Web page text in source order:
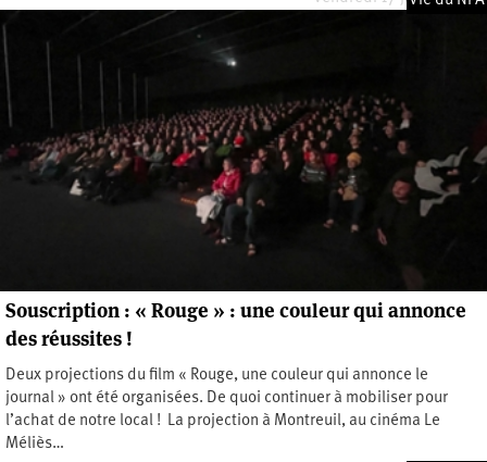
Souscription : « Rouge » : une couleur qui annonce
des réussites !
Deux projections du film « Rouge, une couleur qui annonce le
journal » ont été organisées. De quoi continuer à mobiliser pour
l’achat de notre local ! La projection à Montreuil, au cinéma Le
Méliès…